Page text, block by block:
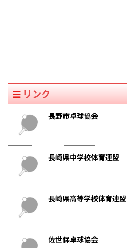
リンク
長野市卓球協会
長崎県中学校体育連盟
長崎県高等学校体育連盟
佐世保卓球協会